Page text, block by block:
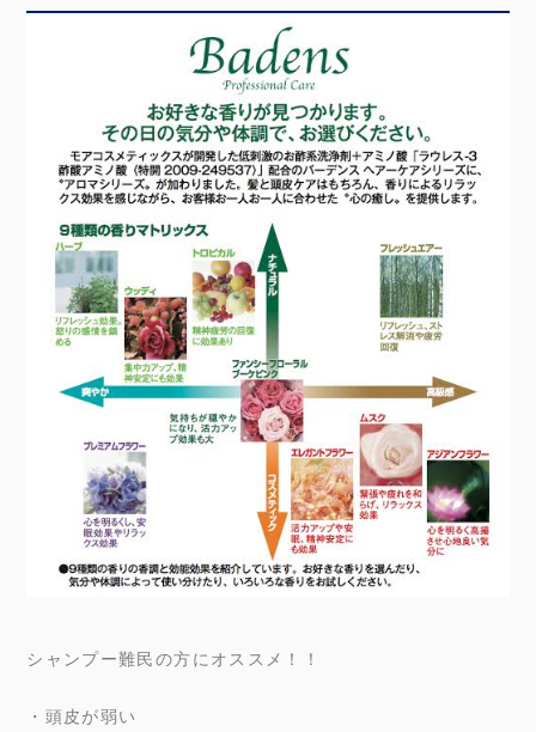
シャンプー難民の方にオススメ！！
・頭皮が弱い